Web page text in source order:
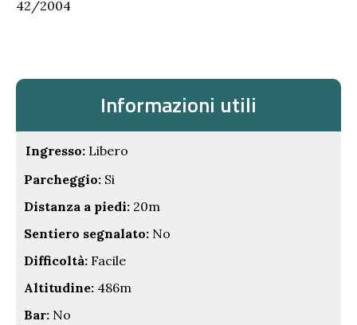
42/2004
Informazioni utili
Ingresso: Libero
Parcheggio: Si
Distanza a piedi: 20m
Sentiero segnalato: No
Difficoltà: Facile
Altitudine: 486m
Bar: No